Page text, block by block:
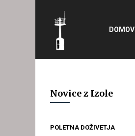
DOMOV
Novice z Izole
POLETNA DOŽIVETJA